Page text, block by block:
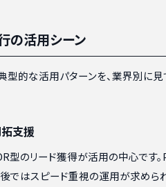
の活用シーン
型的な活用パターンを、業界別に見
支援
型のリード獲得が活用の中心です
後ではスピード重視の運用が求めら